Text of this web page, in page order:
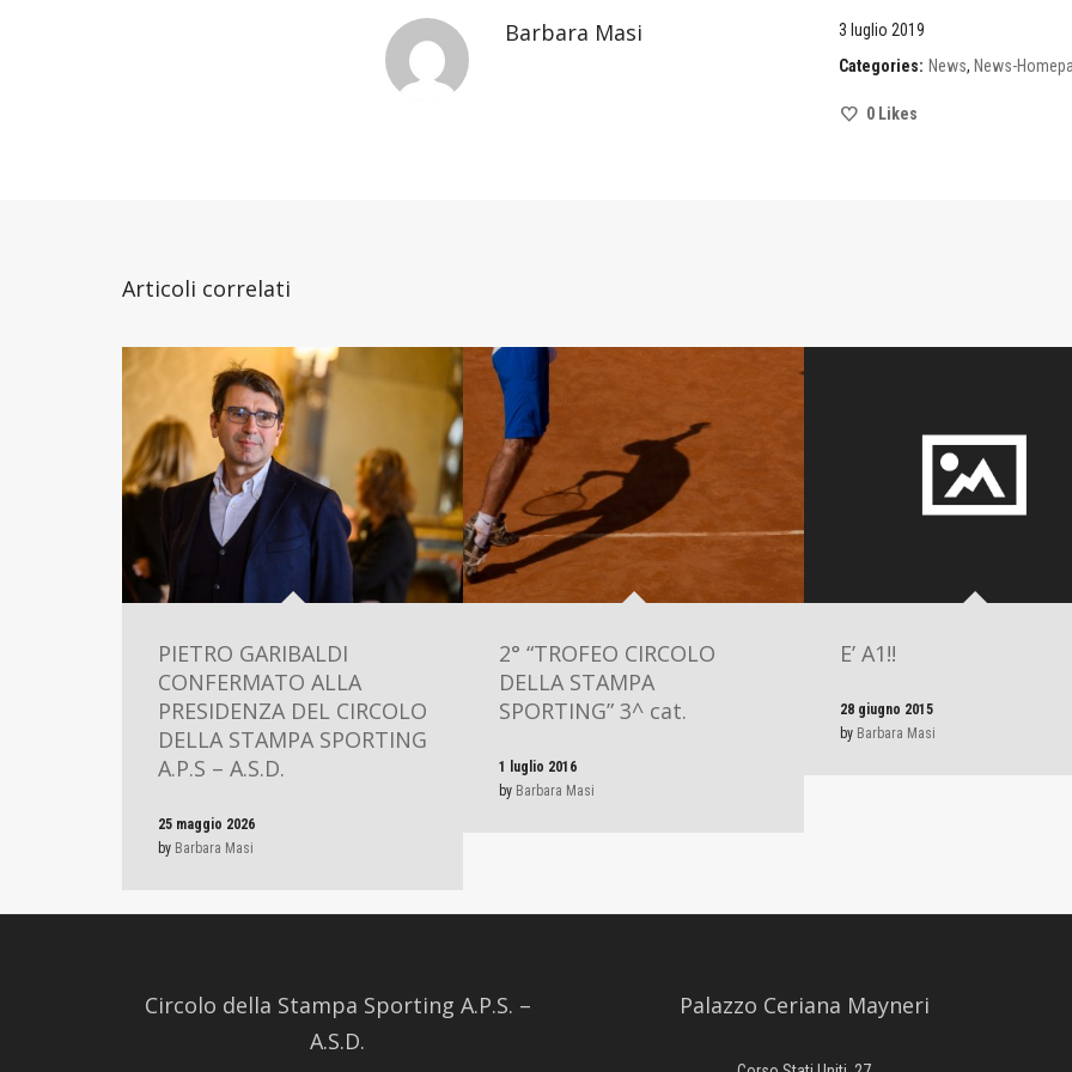
Barbara Masi
3 luglio 2019
Categories: News, News-
0Likes
Articoli correlati
PIETRO GARIBALDI
CONFERMATO ALLA
PRESIDENZA DEL CIRCOLO
DELLA STAMPA SPORTING
A.P.S – A.S.D.
25 maggio 2026
by Barbara Masi
2° “TROFEO CIRCOLO
DELLA STAMPA
SPORTING” 3^ cat.
1 luglio 2016
by Barbara Masi
E’ A1!!
28 giugno 2015
by Barbara Masi
Circolo della Stampa Sporting A.P.S. –
A.S.D.
Palazzo Ceriana Mayneri